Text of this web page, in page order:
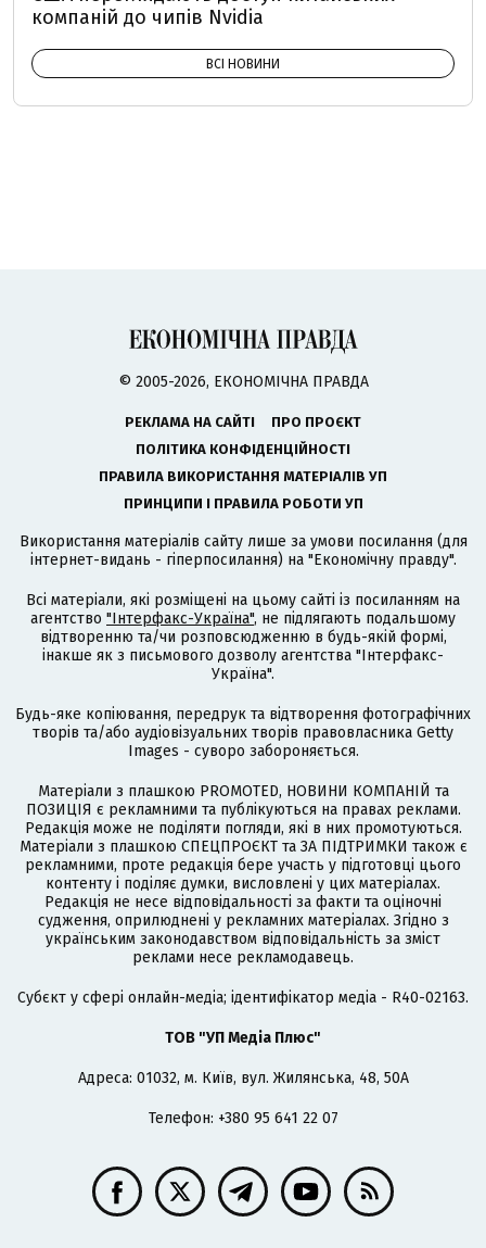
компаній до чипів Nvidia
ВСІ НОВИНИ
© 2005-2026, ЕКОНОМІЧНА ПРАВДА
РЕКЛАМА НА САЙТІ
ПРО ПРОЄКТ
ПОЛІТИКА КОНФІДЕНЦІЙНОСТІ
ПРАВИЛА ВИКОРИСТАННЯ МАТЕРІАЛІВ УП
ПРИНЦИПИ І ПРАВИЛА РОБОТИ УП
Використання матеріалів сайту лише за умови посилання (для
інтернет-видань - гіперпосилання) на "Економічну правду".
Всі матеріали, які розміщені на цьому сайті із посиланням на
агентство "Інтерфакс-Україна", не підлягають подальшому
відтворенню та/чи розповсюдженню в будь-якій формі,
інакше як з письмового дозволу агентства "Інтерфакс-
Україна".
Будь-яке копіювання, передрук та відтворення фотографічних
творів та/або аудіовізуальних творів правовласника Getty
Images - суворо забороняється.
Матеріали з плашкою PROMOTED, НОВИНИ КОМПАНІЙ та
ПОЗИЦІЯ є рекламними та публікуються на правах реклами.
Редакція може не поділяти погляди, які в них промотуються.
Матеріали з плашкою СПЕЦПРОЄКТ та ЗА ПІДТРИМКИ також є
рекламними, проте редакція бере участь у підготовці цього
контенту і поділяє думки, висловлені у цих матеріалах.
Редакція не несе відповідальності за факти та оціночні
судження, оприлюднені у рекламних матеріалах. Згідно з
українським законодавством відповідальність за зміст
реклами несе рекламодавець.
Cубєкт у сфері онлайн-медіа; ідентифікатор медіа - R40-02163.
ТОВ "УП Медіа Плюс"
Адреса: 01032, м. Київ, вул. Жилянська, 48, 50А
Телефон: +380 95 641 22 07